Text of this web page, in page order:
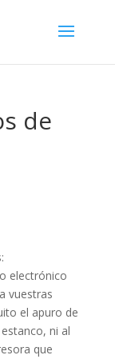
de
electrónico
vuestras
el apuro de
ni al
que